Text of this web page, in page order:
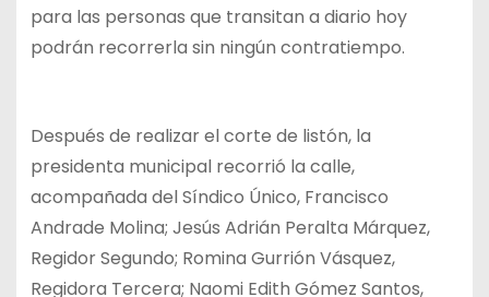
para las personas que transitan a diario hoy
podrán recorrerla sin ningún contratiempo.
Después de realizar el corte de listón, la
presidenta municipal recorrió la calle,
acompañada del Síndico Único, Francisco
Andrade Molina; Jesús Adrián Peralta Márquez,
Regidor Segundo; Romina Gurrión Vásquez,
Regidora Tercera; Naomi Edith Gómez Santos,